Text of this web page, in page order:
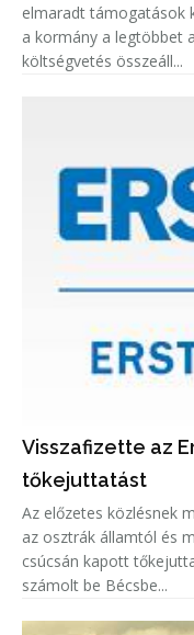
elmaradt támogatások
a kormány a legtöbbet
költségvetés összeáll...
Visszafizette az
tőkejuttatást
Az előzetes közlésnek
az osztrák államtól és
csúcsán kapott
számolt be Bécsbe...